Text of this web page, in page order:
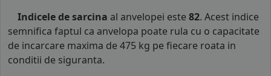
Indicele de sarcina al anvelopei este 82. Acest indice
semnifica faptul ca anvelopa poate rula cu o capacitate
de incarcare maxima de 475 kg pe fiecare roata in
conditii de siguranta.